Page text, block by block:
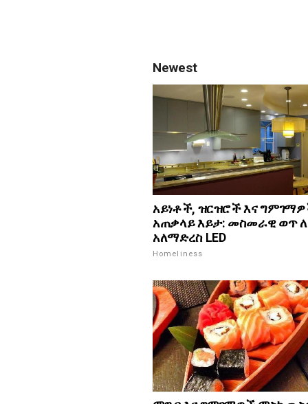
Newest
አይነቶች, ዝርዝሮች እና
አጠቃላይ እይታ: መስመራዊ ወጥ ለ
አለማድረስ LED
Homeliness